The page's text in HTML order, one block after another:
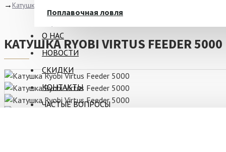
Поплавочная ловля
Ароматизаторы
Питание
Крючки
Еще
О НАС
НОВОСТИ
СКИДКИ
КОНТАКТЫ
ЧАСТЫЕ ВОПРОСЫ
Катушка Ryobi Virtus Feeder 5000
КАТУШКА RYOBI VIRTUS FEEDER 5000